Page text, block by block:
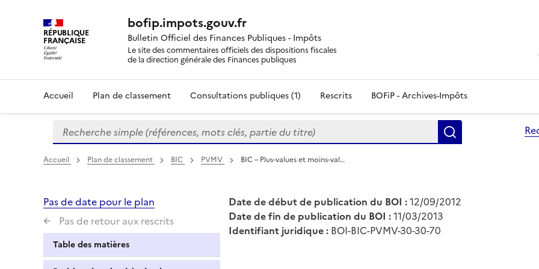
RÉPUBLIQUE
FRANÇAISE
bofip.impots.gouv.fr
Bulletin Officiel des Finances Publiques - Impôts
Le site des commentaires officiels des dispositions fiscales
de la direction générale des Finances publiques
Accueil Plan de classement Consultations publiques (1) Rescrits BOFiP - Archives-Impôts
Formulaire
de
recherche
Recherche simple (références, mots clés, partie du titre)
Accueil Plan de classement BIC PVMV BIC – Plus-values et moins-val…
Pas de date pour le plan
Pas de retour aux rescrits
Table des matières
Date de début de publication du BOI :12/09/2012
Date de fin de publication du BOI :11/03/2013
Identifiant juridique : BOI-BIC-PVMV-30-30-70